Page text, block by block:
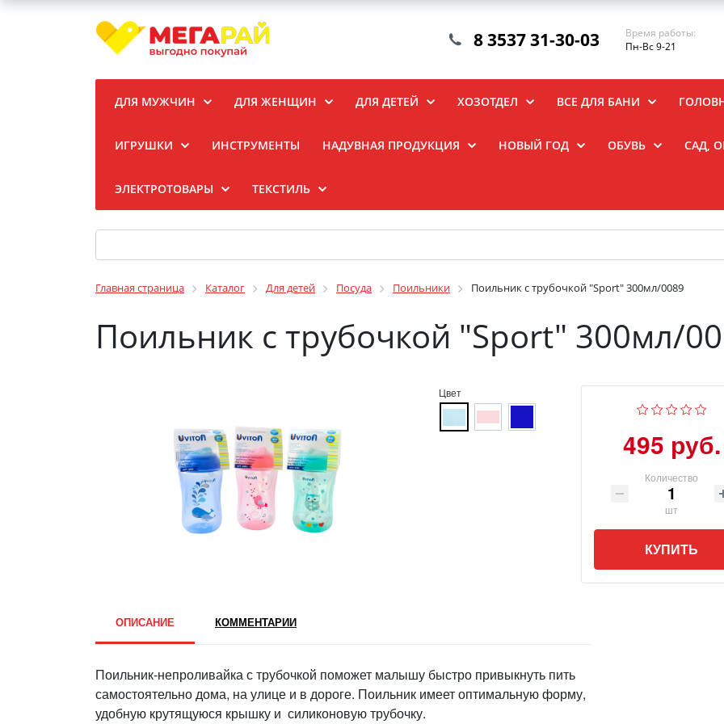
8 3537 31-30-03
Время работы:
Пн-Вс 9-21
ДЛЯ МУЖЧИН ДЛЯ ЖЕНЩИН ДЛЯ ДЕТЕЙ ХОЗОТДЕЛ ВСЕ ДЛЯ БАНИ
ИГРУШКИ ИНСТРУМЕНТЫ НАДУВНАЯ ПРОДУКЦИЯ НОВЫЙ ГОД ОБУВЬ САД,
ЭЛЕКТРОТОВАРЫ ТЕКСТИЛЬ
Главная страница Каталог Для детей Посуда Поильники Поильник с трубочкой "Sport" 300мл/0089
Поильник с трубочкой "Sport" 300мл/
Цвет
495 руб.
Количество
шт
КУПИТЬ
ОПИСАНИЕ КОММЕНТАРИИ
Поильник-непроливайка с трубочкой поможет малышу быстро привыкнуть пить
самостоятельно дома, на улице и в дороге. Поильник имеет оптимальную форму,
удобную крутящуюся крышку и силиконовую трубочку.